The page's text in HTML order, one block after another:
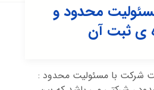
محدود و
ی ثبت آن
شرکت با مسئولیت محدود :